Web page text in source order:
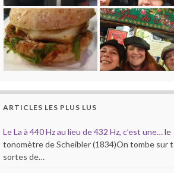
ARTICLES LES PLUS LUS
Le La à 440 Hz au lieu de 432 Hz, c’est une…le
tonomètre de Scheibler (1834)On tombe sur
sortes de…